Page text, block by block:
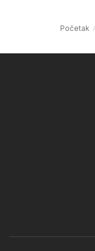
Početak